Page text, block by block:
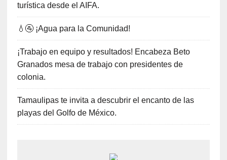
turística desde el AIFA.
💧🚰 ¡Agua para la Comunidad!
¡Trabajo en equipo y resultados! Encabeza Beto
Granados mesa de trabajo con presidentes de
colonia.
Tamaulipas te invita a descubrir el encanto de las
playas del Golfo de México.